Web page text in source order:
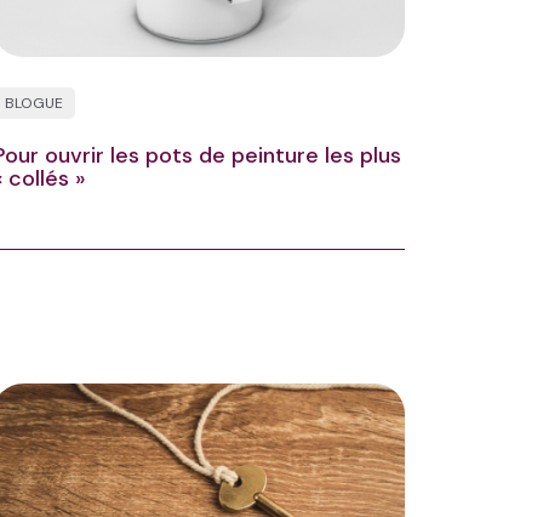
BLOGUE
ouvrir les pots de peinture les plus
collés »